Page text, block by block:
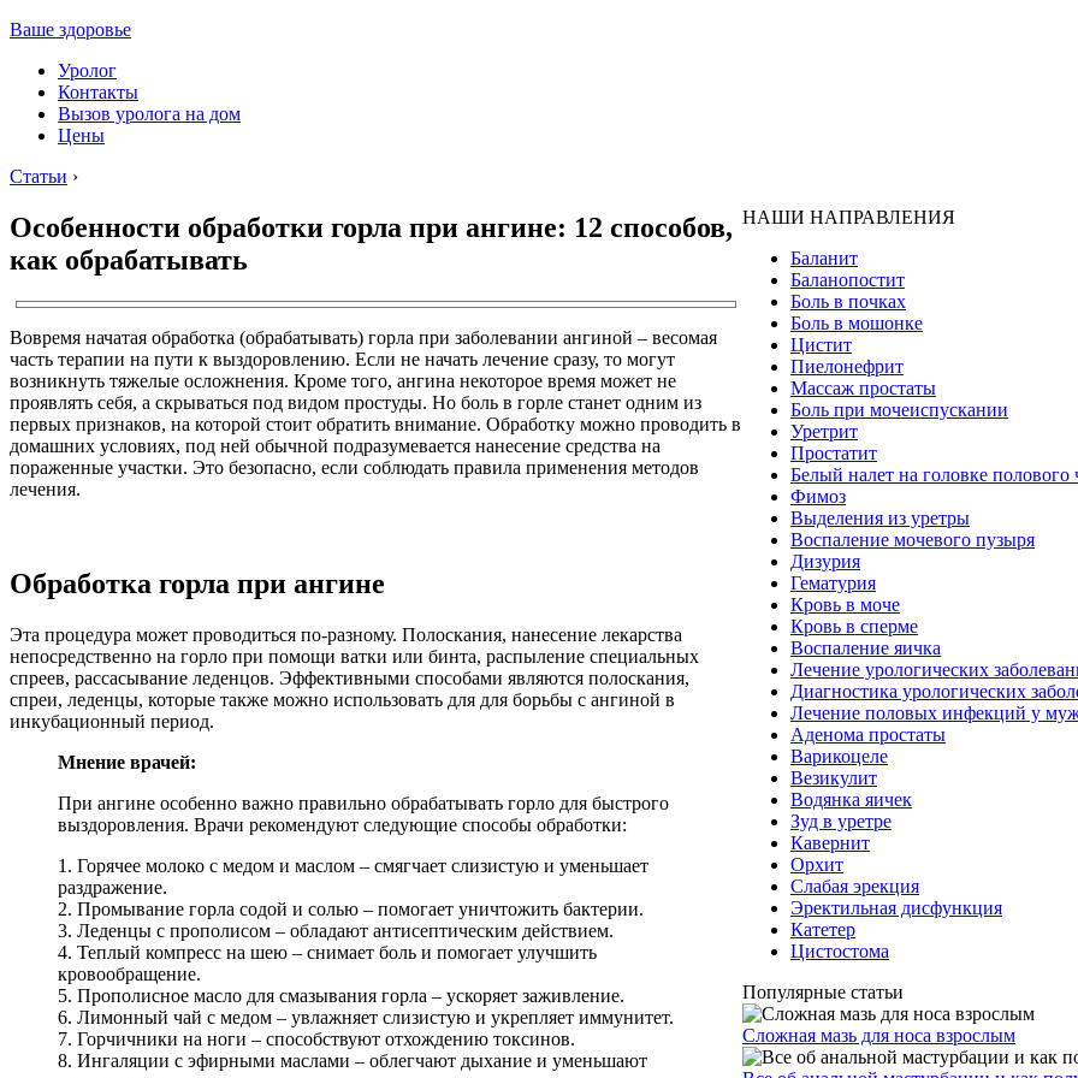
Ваше здоровье
Уролог
Контакты
Вызов уролога на дом
Цены
Статьи ›
Особенности обработки горла при ангине: 12 способов,
как обрабатывать
Вовремя начатая обработка (обрабатывать) горла при заболевании ангиной – весомая
часть терапии на пути к выздоровлению. Если не начать лечение сразу, то могут
возникнуть тяжелые осложнения. Кроме того, ангина некоторое время может не
проявлять себя, а скрываться под видом простуды. Но боль в горле станет одним из
первых признаков, на которой стоит обратить внимание. Обработку можно проводить в
домашних условиях, под ней обычной подразумевается нанесение средства на
пораженные участки. Это безопасно, если соблюдать правила применения методов
лечения.
Обработка горла при ангине
Эта процедура может проводиться по-разному. Полоскания, нанесение лекарства
непосредственно на горло при помощи ватки или бинта, распыление специальных
спреев, рассасывание леденцов. Эффективными способами являются полоскания,
спреи, леденцы, которые также можно использовать для для борьбы с ангиной в
инкубационный период.
Мнение врачей:
При ангине особенно важно правильно обрабатывать горло для быстрого
выздоровления. Врачи рекомендуют следующие способы обработки:
1. Горячее молоко с медом и маслом – смягчает слизистую и уменьшает
раздражение.
2. Промывание горла содой и солью – помогает уничтожить бактерии.
3. Леденцы с прополисом – обладают антисептическим действием.
4. Теплый компресс на шею – снимает боль и помогает улучшить
кровообращение.
5. Прополисное масло для смазывания горла – ускоряет заживление.
6. Лимонный чай с медом – увлажняет слизистую и укрепляет иммунитет.
7. Горчичники на ноги – способствуют отхождению токсинов.
8. Ингаляции с эфирными маслами – облегчают дыхание и уменьшают
НАШИ НАПРАВЛЕНИЯ
Баланит
Баланопостит
Боль в почках
Боль в мошонке
Цистит
Пиелонефрит
Массаж простаты
Боль при мочеиспускании
Уретрит
Простатит
Белый налет на головке полового
Фимоз
Выделения из уретры
Воспаление мочевого пузыря
Дизурия
Гематурия
Кровь в моче
Кровь в сперме
Воспаление яичка
Лечение урологических
Диагностика урологических
Лечение половых инфекций у
Аденома простаты
Варикоцеле
Везикулит
Водянка яичек
Зуд в уретре
Кавернит
Орхит
Слабая эрекция
Эректильная дисфункция
Катетер
Цистостома
Популярные статьи
Сложная мазь для носа взрослым